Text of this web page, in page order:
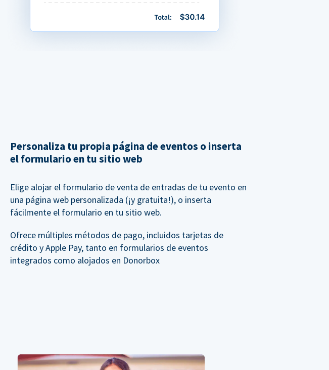
Personaliza tu propia página de eventos o inserta
el formulario en tu sitio web
Elige alojar el formulario de venta de entradas de tu evento en
una página web personalizada (¡y gratuita!), o inserta
fácilmente el formulario en tu sitio web.
Ofrece múltiples métodos de pago, incluidos tarjetas de
crédito y Apple Pay, tanto en formularios de eventos
integrados como alojados en Donorbox